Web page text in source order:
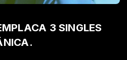
3 SINGLES